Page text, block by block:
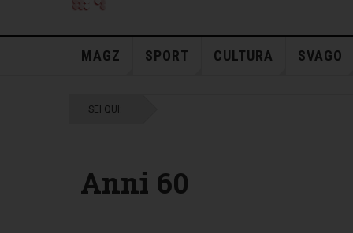
MAGZ SPORT CULTURA SVAGO
SEI QUI:
Anni 60